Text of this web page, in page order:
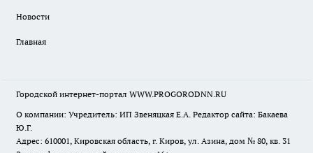
Новости
Главная
Городской интернет-портал WWW.PROGORODNN.RU
О компании: Учредитель: ИП Звеняцкая Е.А. Редактор сайта: Бакаева
Ю.Г.
Адрес: 610001, Кировская область, г. Киров, ул. Азина, дом № 80, кв. 31